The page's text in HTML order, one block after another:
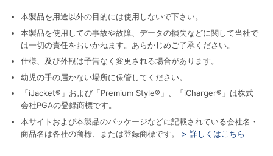
本製品を用途以外の目的には使用しないで下さい。
本製品を使用しての事故や故障、データの損失などに関して当社で
は一切の責任をおいかねます。あらかじめご了承ください。
仕様、及び外観は予告なく変更される場合があります。
幼児の手の届かない場所に保管してください。
「iJacket®」および「Premium Style®」、「iCharger®」は株式
会社PGAの登録商標です。
本サイトおよび本製品のパッケージなどに記載されている会社名・
商品名は各社の商標、または登録商標です。
> 詳しくはこちら